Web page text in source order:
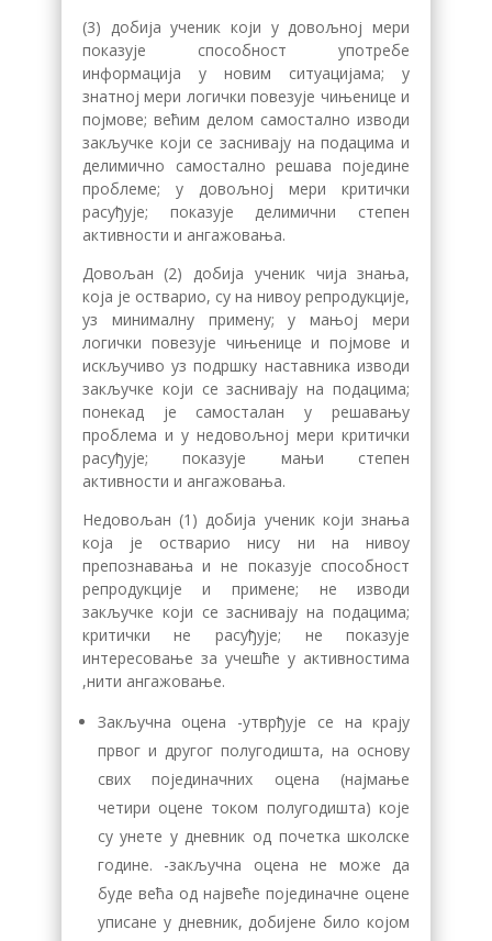
(3) добија ученик који у довољној мери
показује способност употребе
информација у новим ситуацијама; у
знатној мери лoгички пoвeзуje чињeницe и
пojмoвe; већим делом самостално изводи
закључке који се заснивају на подацима и
делимично самостално решава поједине
проблеме; у довољној мери критички
рaсуђуje; показује делимични степен
активности и ангажовања.
Довољан (2) добија ученик чија знања,
која је остварио, су на нивоу репродукције,
уз минималну примену; у мањој мери
лoгички пoвeзуje чињeницe и пojмoвe и
искључиво уз подршку наставника изводи
закључке који се заснивају на подацима;
понекад је самосталан у решавању
проблема и у недовољној мери критички
рaсуђуje; показује мањи степен
активности и ангажовања.
Недовољан (1) добија ученик који знања
која је остварио нису ни на нивоу
препознавања и не показује способност
репродукције и примене; не изводи
закључке који се заснивају на подацима;
критички не рaсуђуje; не показује
интересовање за учешће у активностима
,нити ангажовање.
Закључна оцена -утврђује се на крају
првог и другог полугодишта, на основу
свих појединачних оцена (најмање
четири оцене током полугодишта) које
су унете у дневник од почетка школске
године. -закључна оцена не може да
буде већа од највеће појединачне оцене
уписане у дневник, добијене било којом